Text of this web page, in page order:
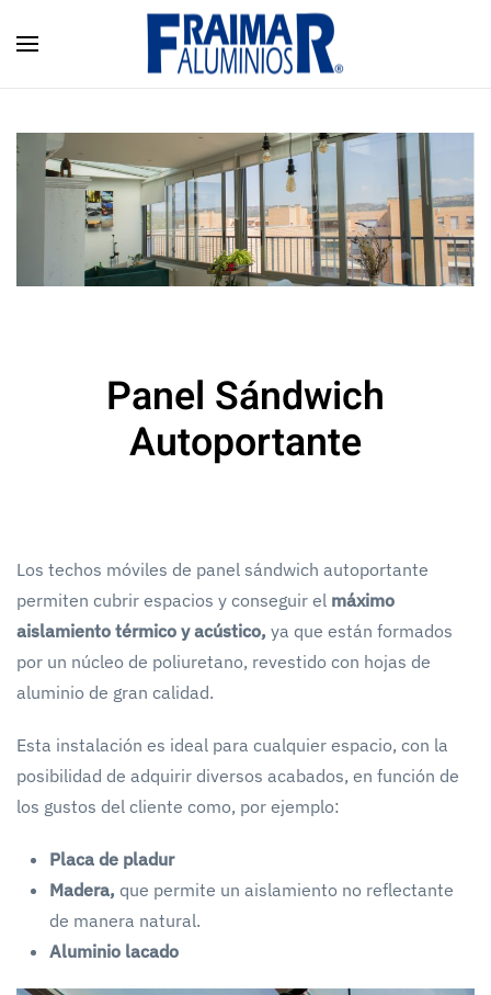
Skip to main content
Panel Sándwich
Autoportante
Los techos móviles de panel sándwich autoportante
permiten cubrir espacios y conseguir el máximo
aislamiento térmico y acústico, ya que están formados
por un núcleo de poliuretano, revestido con hojas de
aluminio de gran calidad.
Esta instalación es ideal para cualquier espacio, con la
posibilidad de adquirir diversos acabados, en función de
los gustos del cliente como, por ejemplo:
Placa de pladur
Madera, que permite un aislamiento no reflectante
de manera natural.
Aluminio lacado